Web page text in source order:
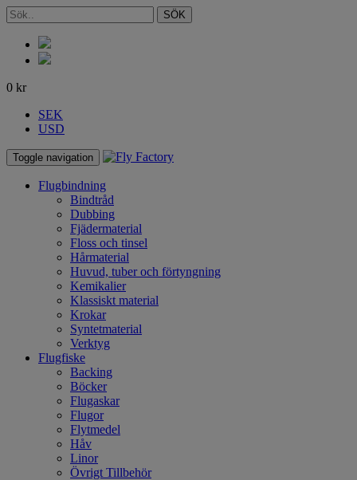
SÖK
0 kr
SEK
USD
Toggle navigation
Flugbindning
Bindtråd
Dubbing
Fjädermaterial
Floss och tinsel
Hårmaterial
Huvud, tuber och förtyngning
Kemikalier
Klassiskt material
Krokar
Syntetmaterial
Verktyg
Flugfiske
Backing
Böcker
Flugaskar
Flugor
Flytmedel
Håv
Linor
Övrigt Tillbehör